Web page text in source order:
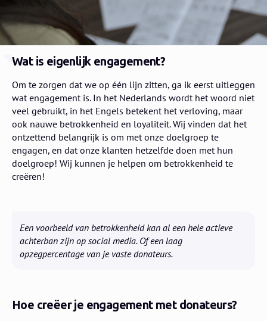
Wat is eigenlijk engagement?
Om te zorgen dat we op één lijn zitten, ga ik eerst uitleggen
wat engagement is. In het Nederlands wordt het woord niet
veel gebruikt, in het Engels betekent het verloving, maar
ook nauwe betrokkenheid en loyaliteit. Wij vinden dat het
ontzettend belangrijk is om met onze doelgroep te
engagen, en dat onze klanten hetzelfde doen met hun
doelgroep! Wij kunnen je helpen om betrokkenheid te
creëren!
Een voorbeeld van betrokkenheid kan al een hele actieve
achterban zijn op social media. Of een laag
opzegpercentage van je vaste donateurs.
Hoe creëer je engagement met donateurs?